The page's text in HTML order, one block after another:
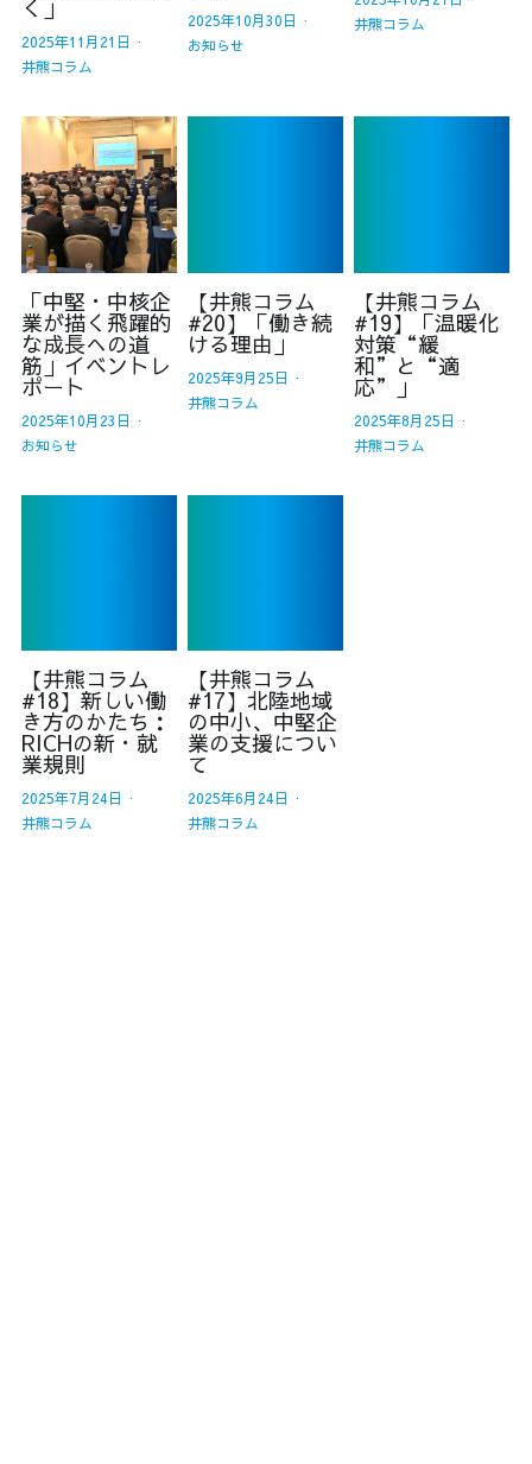
く」
2025年11月21日 ·
井熊コラム
2025年10月30日 ·
お知らせ
井熊コラム
「中堅・中核企
業が描く飛躍的
な成長への道
筋」イベントレ
ポート
2025年10月23日 ·
お知らせ
【井熊コラム
#20】「働き続
ける理由」
2025年9月25日 ·
井熊コラム
【井熊コラム
#19】「温暖化
対策“緩
和”と“適
応”」
2025年8月25日 ·
井熊コラム
【井熊コラム
#18】新しい働
き方のかたち：
RICHの新・就
業規則
2025年7月24日 ·
井熊コラム
【井熊コラム
#17】北陸地域
の中小、中堅企
業の支援につい
て
2025年6月24日 ·
井熊コラム